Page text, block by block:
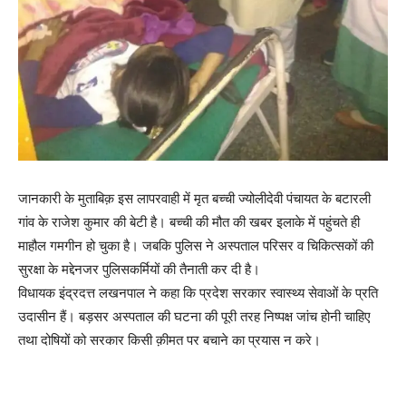
जानकारी के मुताबिक़ इस लापरवाही में मृत बच्ची ज्योलीदेवी पंचायत के बटारली
गांव के राजेश कुमार की बेटी है। बच्ची की मौत की खबर इलाके में पहुंचते ही
माहौल गमगीन हो चुका है। जबकि पुलिस ने अस्पताल परिसर व चिकित्सकों की
सुरक्षा के मद्देनजर पुलिसकर्मियों की तैनाती कर दी है।
विधायक इंद्रदत्त लखनपाल ने कहा कि प्रदेश सरकार स्वास्थ्य सेवाओं के प्रति
उदासीन हैं। बड़सर अस्पताल की घटना की पूरी तरह निष्पक्ष जांच होनी चाहिए
तथा दोषियों को सरकार किसी क़ीमत पर बचाने का प्रयास न करे।